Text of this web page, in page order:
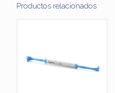
Productos relacionados